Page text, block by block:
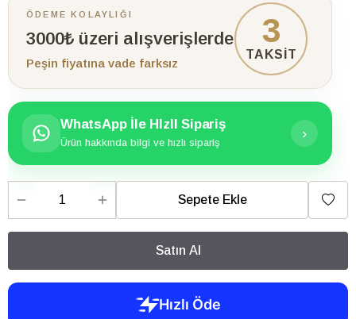
ÖDEME KOLAYLIĞI
3000₺ üzeri alışverişlerde
Peşin fiyatına vade farksız
3
TAKSİT
WhatsApp İle HIzlI Sipariş
Ürün hakkında bilgi ve hızlı sipariş
›
Sepete Ekle
Satın Al